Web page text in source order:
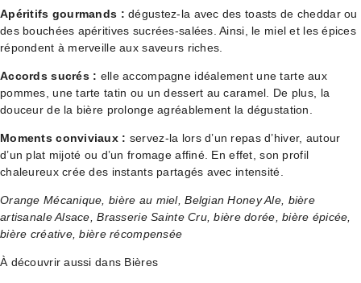
Apéritifs gourmands : dégustez-la avec des toasts de cheddar ou
des bouchées apéritives sucrées-salées. Ainsi, le miel et les épices
répondent à merveille aux saveurs riches.
Accords sucrés : elle accompagne idéalement une tarte aux
pommes, une tarte tatin ou un dessert au caramel. De plus, la
douceur de la bière prolonge agréablement la dégustation.
Moments conviviaux : servez-la lors d’un repas d’hiver, autour
d’un plat mijoté ou d’un fromage affiné. En effet, son profil
chaleureux crée des instants partagés avec intensité.
Orange Mécanique, bière au miel, Belgian Honey Ale, bière
artisanale Alsace, Brasserie Sainte Cru, bière dorée, bière épicée,
bière créative, bière récompensée
À découvrir aussi dans Bières